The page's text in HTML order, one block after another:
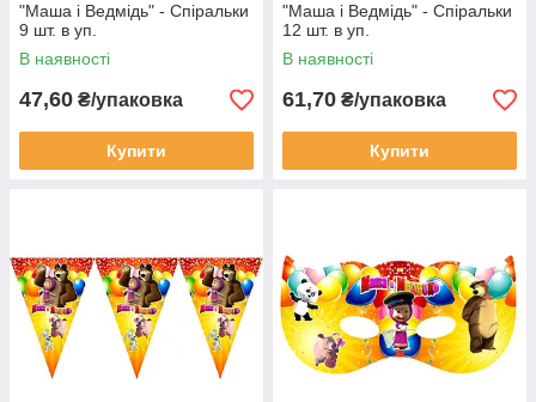
"Маша і Ведмідь" - Спіральки
9 шт. в уп.
В наявності
47,60 ₴/упаковка
Купити
"Маша і Ведмідь" - Спіральки
12 шт. в уп.
В наявності
61,70 ₴/упаковка
Купити